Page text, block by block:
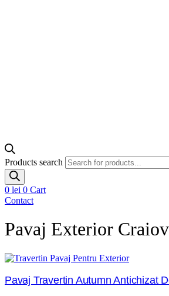
Products search
0 lei 0 Cart
Contact
Pavaj Exterior
Pavaj Travertin Autumn Antichizat